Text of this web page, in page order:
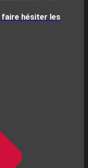
hésiter les